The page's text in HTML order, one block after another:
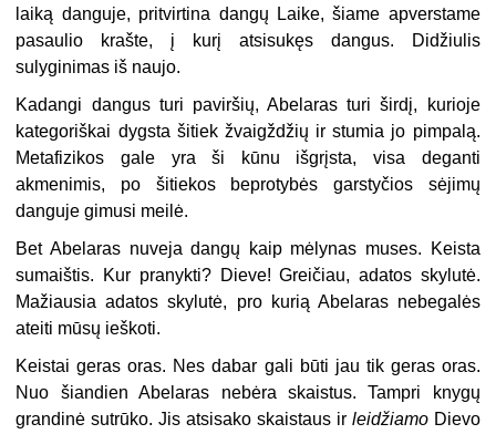
laiką danguje, pritvirtina dangų Laike, šiame apverstame
pasaulio krašte, į kurį atsisukęs dangus. Didžiulis
sulyginimas iš naujo.
Kadangi dangus turi paviršių, Abelaras turi širdį, kurioje
kategoriškai dygsta šitiek žvaigždžių ir stumia jo pimpalą.
Metafizikos gale yra ši kūnu išgrįsta, visa deganti
akmenimis, po šitiekos beprotybės garstyčios sėjimų
danguje gimusi meilė.
Bet Abelaras nuveja dangų kaip mėlynas muses. Keista
sumaištis. Kur pranykti? Dieve! Greičiau, adatos skylutė.
Mažiausia adatos skylutė, pro kurią Abelaras nebegalės
ateiti mūsų ieškoti.
Keistai geras oras. Nes dabar gali būti jau tik geras oras.
Nuo šiandien Abelaras nebėra skaistus. Tampri knygų
grandinė sutrūko. Jis atsisako skaistaus ir leidžiamoDievo